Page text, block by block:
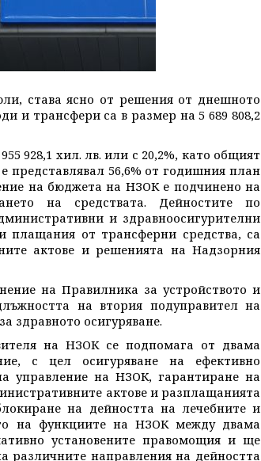
става ясно от решения от днешното
и трансфери са в размер на 5 689 808,2
928,1 хил. лв. или с 20,2%, като общият
представлявал 56,6% от годишния план
на бюджета на НЗОК е подчинено на
на средствата. Дейностите по
и здравноосигурителни
плащания от трансферни средства, са
актове и решенията на Надзорния
на Правилника за устройството и
на втория подуправител на
здравното осигуряване.
на НЗОК се подпомага от двама
с цел осигуряване на ефективно
управление на НЗОК, гарантиране на
актове и разплащанията
на дейността на лечебните и
на функциите на НЗОК между двама
установените правомощия и ще
различните направления на дейността